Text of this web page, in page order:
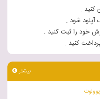
کنید .
شود .
خود را ثبت کنید .
کنید .
بیشتر